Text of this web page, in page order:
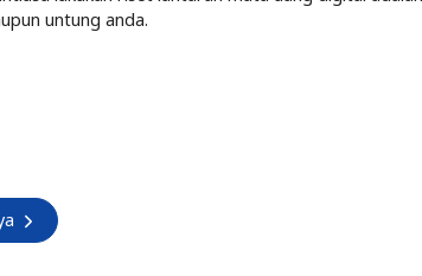
untung anda.